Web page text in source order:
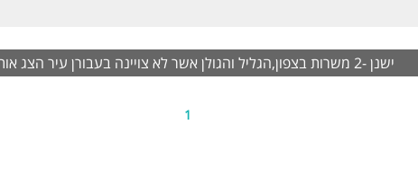
לא דרוש ניסיון קודם! המשרה מיועדת לנשים ולגברים כאחד.
ישנן -2 משרות בצפון,הגליל והגולן אשר לא צויינה בעבורן עיר הצג
1